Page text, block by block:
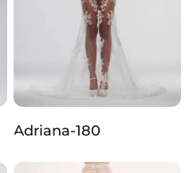
Adriana-180